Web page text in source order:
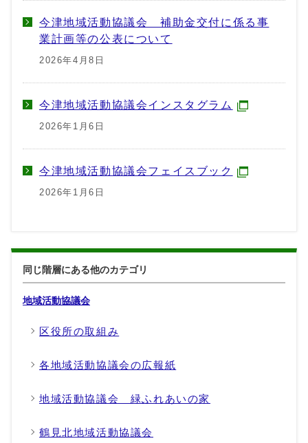
今津地域活動協議会 補助金交付に係る事
業計画等の公表について
2026年4月8日
今津地域活動協議会インスタグラム
2026年1月6日
今津地域活動協議会フェイスブック
2026年1月6日
同じ階層にある他のカテゴリ
地域活動協議会
区役所の取組み
各地域活動協議会の広報紙
地域活動協議会 緑ふれあいの家
鶴見北地域活動協議会